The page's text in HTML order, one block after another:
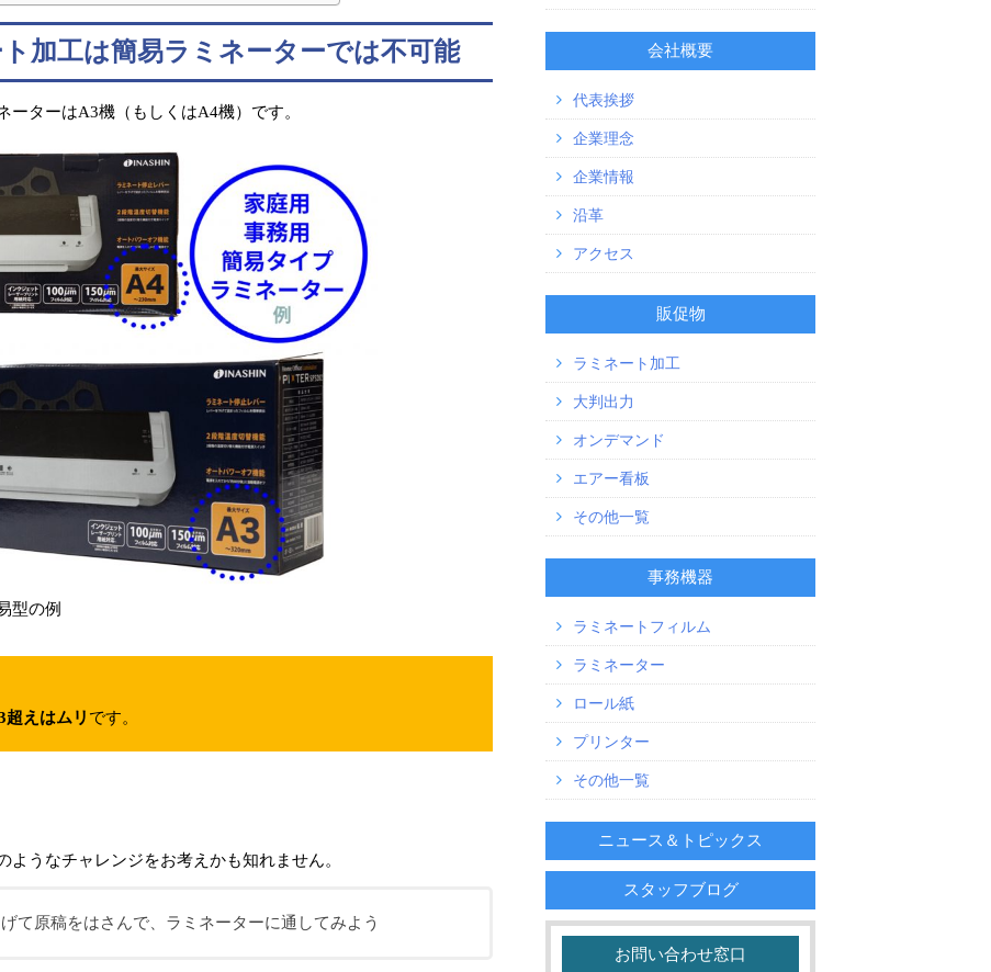
加工は簡易ラミネーターでは不可能
ターはA3機（もしくはA4機）です。
型の例
えはムリ です。
うなチャレンジをお考えかも知れません。
て原稿をはさんで、ラミネーターに通してみよう
会社概要
代表挨拶
企業理念
企業情報
沿革
アクセス
販促物
ラミネート加工
大判出力
オンデマンド
エアー看板
その他一覧
事務機器
ラミネートフィルム
ラミネーター
ロール紙
プリンター
その他一覧
ニュース＆トピックス
スタッフブログ
お問い合わせ窓口